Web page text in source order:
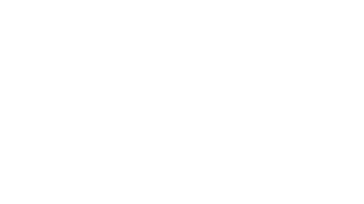
de
lors de la
et de la
Yokohama